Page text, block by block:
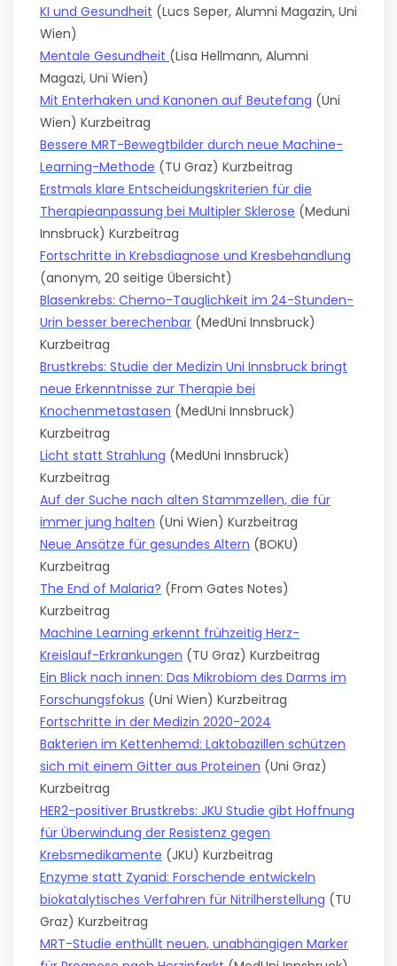
KI und Gesundheit (Lucs Seper, Alumni Magazin, Uni
Wien)
Mentale Gesundheit (Lisa Hellmann, Alumni
Magazi, Uni Wien)
Mit Enterhaken und Kanonen auf Beutefang (Uni
Wien) Kurzbeitrag
Bessere MRT-Bewegtbilder durch neue Machine-
Learning-Methode (TU Graz) Kurzbeitrag
Erstmals klare Entscheidungskriterien für die
Therapieanpassung bei Multipler Sklerose (Meduni
Innsbruck) Kurzbeitrag
Fortschritte in Krebsdiagnose und Kresbehandlung
(anonym, 20 seitige Übersicht)
Blasenkrebs: Chemo-Tauglichkeit im 24-Stunden-
Urin besser berechenbar (MedUni Innsbruck)
Kurzbeitrag
Brustkrebs: Studie der Medizin Uni Innsbruck bringt
neue Erkenntnisse zur Therapie bei
Knochenmetastasen (MedUni Innsbruck)
Kurzbeitrag
Licht statt Strahlung (MedUni Innsbruck)
Kurzbeitrag
Auf der Suche nach alten Stammzellen, die für
immer jung halten (Uni Wien) Kurzbeitrag
Neue Ansätze für gesundes Altern (BOKU)
Kurzbeitrag
The End of Malaria? (From Gates Notes)
Kurzbeitrag
Machine Learning erkennt frühzeitig Herz-
Kreislauf-Erkrankungen (TU Graz) Kurzbeitrag
Ein Blick nach innen: Das Mikrobiom des Darms im
Forschungsfokus (Uni Wien) Kurzbeitrag
Fortschritte in der Medizin 2020-2024
Bakterien im Kettenhemd: Laktobazillen schützen
sich mit einem Gitter aus Proteinen (Uni Graz)
Kurzbeitrag
HER2-positiver Brustkrebs: JKU Studie gibt Hoffnung
für Überwindung der Resistenz gegen
Krebsmedikamente (JKU) Kurzbeitrag
Enzyme statt Zyanid: Forschende entwickeln
biokatalytisches Verfahren für Nitrilherstellung (TU
Graz) Kurzbeitrag
MRT-Studie enthüllt neuen, unabhängigen Marker